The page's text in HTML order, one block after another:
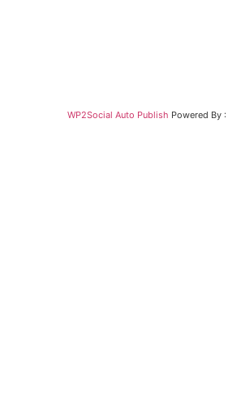
WP2Social Auto Publish Powered By :